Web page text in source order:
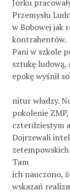
Jorku
Przemysłu
w Bobowej jak
kontrahentów.
Pani w szkole
sztukę ludową,
epokę wyśnił
nitur władzy.
pokolenie
czterdziestym
Dojrzewali
Tam
ich nauczono,
wskazań